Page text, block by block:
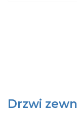
Drzwi